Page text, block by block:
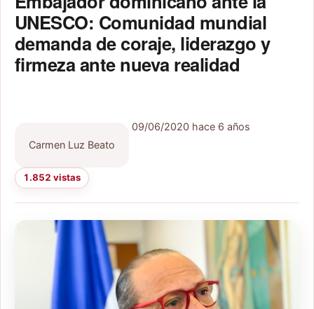
UNESCO: Comunidad mundial
demanda de coraje, liderazgo y
firmeza ante nueva realidad
Carmen Luz Beato
09/06/2020 hace 6 años
1.852 vistas